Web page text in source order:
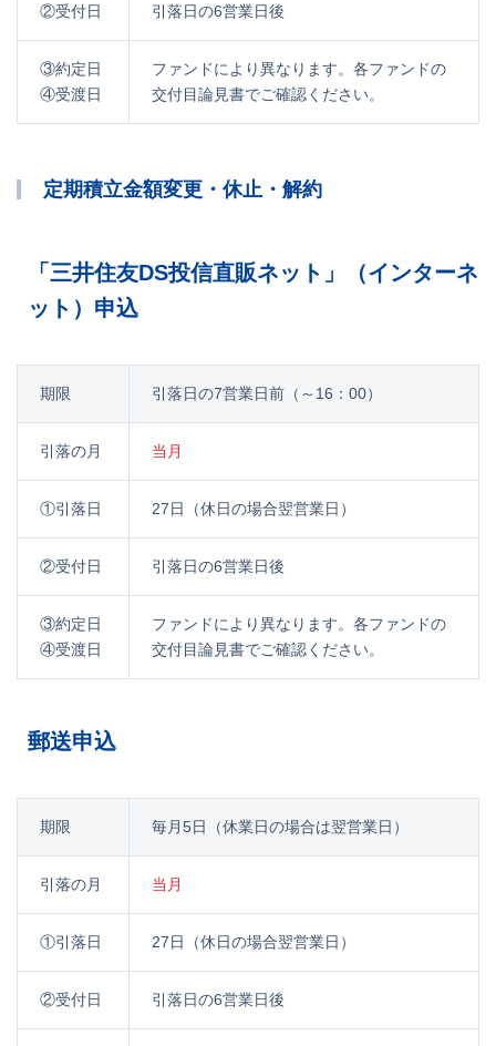
②受付日 引落日の6営業日後
③約定日
④受渡日
ファンドにより異なります。各ファンドの
交付目論見書でご確認ください。
定期積立金額変更・休止・解約
「三井住友DS投信直販ネット」（インターネ
ット）申込
期限 引落日の7営業日前（～16：00）
引落の月 当月
①引落日 27日（休日の場合翌営業日）
②受付日 引落日の6営業日後
③約定日
④受渡日
ファンドにより異なります。各ファンドの
交付目論見書でご確認ください。
郵送申込
期限 毎月5日（休業日の場合は翌営業日）
引落の月 当月
①引落日 27日（休日の場合翌営業日）
②受付日 引落日の6営業日後